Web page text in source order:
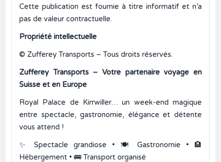
Cette publication est fournie à titre informatif et n’a
pas de valeur contractuelle.
Propriété intellectuelle
© Zufferey Transports – Tous droits réservés.
Zufferey Transports – Votre partenaire voyage en
Suisse et en Europe
Royal Palace de Kirrwiller… un week-end magique
entre spectacle, gastronomie, élégance et détente
vous attend !
✨ Spectacle grandiose • 🍽️ Gastronomie • 🏨
Hébergement • 🚌 Transport organisé